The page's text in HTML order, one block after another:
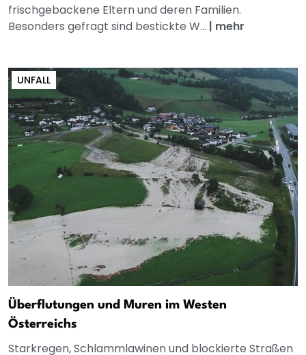
frischgebackene Eltern und deren Familien.
Besonders gefragt sind bestickte W... | mehr
UNFALL
Überflutungen und Muren im Westen
Österreichs
Starkregen, Schlammlawinen und blockierte Straßen